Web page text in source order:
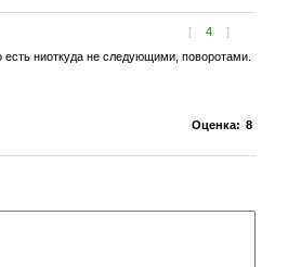
[ 4 ]
ниоткуда не следующими, поворотами.
Оценка: 8